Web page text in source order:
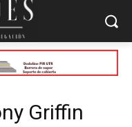
Griffin